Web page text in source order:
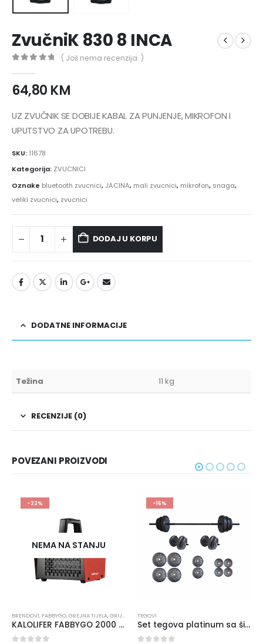
ZvučniK 830 8 INCA
( Još nema recenzija. )
64,80 KM
UZ ZVUČNIK SE DOBIJE KABAL ZA PUNJENJE, MIKROFON I
UPUTSTVO ZA UPOTREBU.
SKU: 11678
Kategorija: ZVUCNICI
Oznake bluetooth zvucnici,JACINA, mali zvucnici, mikrofon, snaga,
veliki zvucnici, zvucnici
DODAJ U KORPU
DODATNE INFORMACIJE
Težina 11 kg
RECENZIJE (0)
POVEZANI PROIZVODI
-22%
NEMA NA STANJU
BRENDOVI, FABBYGO,GREJNA TIJELA,GRIJALICE I KONVEKTORI
KALOLIFER FABBYGO 2000 W HOT 6001
-16%
TEGOVI
Set tegova platinum sa šipkom 55 kg